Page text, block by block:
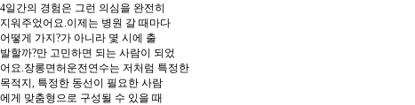
4일간의 경험은 그런 의심을 완전히
지워주었어요.이제는 병원 갈 때마다
어떻게 가지?가 아니라 몇 시에 출
발할까?만 고민하면 되는 사람이 되었
어요.장롱면허운전연수는 저처럼 특정한
목적지, 특정한 동선이 필요한 사람
에게 맞춤형으로 구성될 수 있을 때